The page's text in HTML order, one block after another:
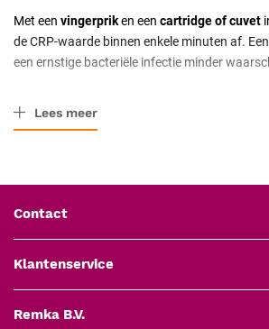
Met een vingerpriken een cartridge of cuvet
de CRP-waarde binnen enkele minuten af.
een ernstige bacteriële infectie minder
De juiste keuze
enAbbott.
Veelgestelde vragen
Waarvoor wordt een CRP-test
Als hulp bij de afweging of een infectie, zoals
ernstig genoeg is om antibiotica te overwegen.
Lees meer
Contact
Klantenservice
Remka B.V.